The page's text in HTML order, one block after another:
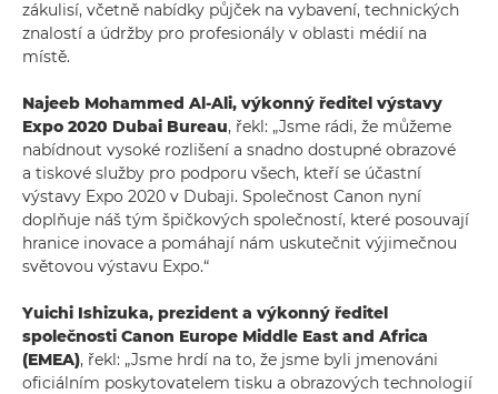
zákulisí, včetně nabídky půjček na vybavení, technických
znalostí a údržby pro profesionály v oblasti médií na
místě.
Najeeb Mohammed Al-Ali, výkonný ředitel výstavy
Expo 2020 Dubai Bureau, řekl: „Jsme rádi, že můžeme
nabídnout vysoké rozlišení a snadno dostupné obrazové
a tiskové služby pro podporu všech, kteří se účastní
výstavy Expo 2020 v Dubaji. Společnost Canon nyní
doplňuje náš tým špičkových společností, které posouvají
hranice inovace a pomáhají nám uskutečnit výjimečnou
světovou výstavu Expo.“
Yuichi Ishizuka, prezident a výkonný ředitel
společnosti Canon Europe Middle East and Africa
(EMEA), řekl: „Jsme hrdí na to, že jsme byli jmenováni
oficiálním poskytovatelem tisku a obrazových technologií